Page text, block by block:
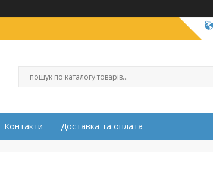
Контакти Доставка та оплата